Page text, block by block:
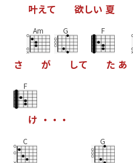
叶えて 欲しい 夏
さ
Am
が
G
して
F
た あ
F
け ・ ・ ・
C G